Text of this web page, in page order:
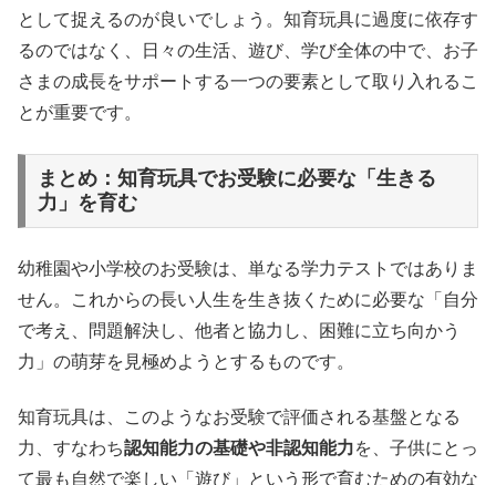
として捉えるのが良いでしょう。知育玩具に過度に依存す
るのではなく、日々の生活、遊び、学び全体の中で、お子
さまの成長をサポートする一つの要素として取り入れるこ
とが重要です。
まとめ：知育玩具でお受験に必要な「生きる
力」を育む
幼稚園や小学校のお受験は、単なる学力テストではありま
せん。これからの長い人生を生き抜くために必要な「自分
で考え、問題解決し、他者と協力し、困難に立ち向かう
力」の萌芽を見極めようとするものです。
知育玩具は、このようなお受験で評価される基盤となる
力、すなわち認知能力の基礎や非認知能力を、子供にとっ
て最も自然で楽しい「遊び」という形で育むための有効な